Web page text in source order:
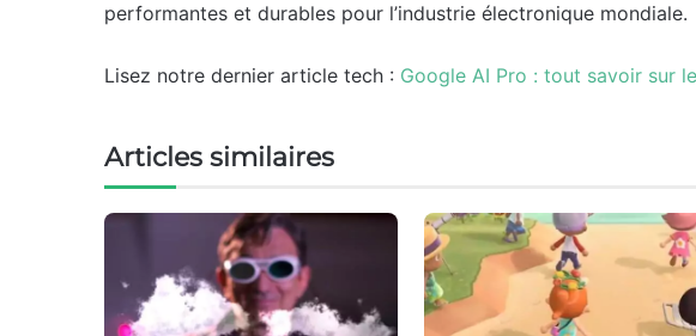
performantes et durables pour l’industrie électronique mondiale.
Lisez notre dernier article tech : Google AI Pro : tout savoir sur
Articles similaires